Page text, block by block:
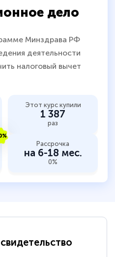
дело
Минздрава РФ
деятельности
налоговый вычет
Этот курс купили
1 387
раз
Рассрочка
на 6-18 мес.
0%